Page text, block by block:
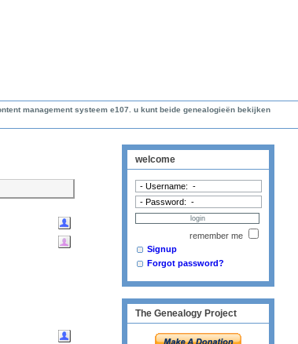
management systeem e107. u kunt beide genealogieën bekijken
welcome
remember me
Signup
Forgot password?
The Genealogy Project